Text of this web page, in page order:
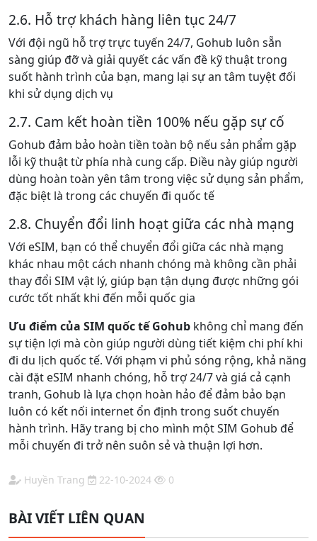
2.6. Hỗ trợ khách hàng liên tục 24/7
Với đội ngũ hỗ trợ trực tuyến 24/7, Gohub luôn sẵn
sàng giúp đỡ và giải quyết các vấn đề kỹ thuật trong
suốt hành trình của bạn, mang lại sự an tâm tuyệt đối
khi sử dụng dịch vụ​
2.7. Cam kết hoàn tiền 100% nếu gặp sự cố
Gohub đảm bảo hoàn tiền toàn bộ nếu sản phẩm gặp
lỗi kỹ thuật từ phía nhà cung cấp. Điều này giúp người
dùng hoàn toàn yên tâm trong việc sử dụng sản phẩm,
đặc biệt là trong các chuyến đi quốc tế​
2.8. Chuyển đổi linh hoạt giữa các nhà mạng
Với eSIM, bạn có thể chuyển đổi giữa các nhà mạng
khác nhau một cách nhanh chóng mà không cần phải
thay đổi SIM vật lý, giúp bạn tận dụng được những gói
cước tốt nhất khi đến mỗi quốc gia
Ưu điểm của SIM quốc tế Gohub không chỉ mang đến
sự tiện lợi mà còn giúp người dùng tiết kiệm chi phí khi
đi du lịch quốc tế. Với phạm vi phủ sóng rộng, khả năng
cài đặt eSIM nhanh chóng, hỗ trợ 24/7 và giá cả cạnh
tranh, Gohub là lựa chọn hoàn hảo để đảm bảo bạn
luôn có kết nối internet ổn định trong suốt chuyến
hành trình. Hãy trang bị cho mình một SIM Gohub để
mỗi chuyến đi trở nên suôn sẻ và thuận lợi hơn.
Huyền Trang 22-10-2024 0
BÀI VIẾT LIÊN QUAN